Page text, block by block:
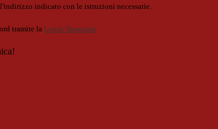
indicato con le istruzioni necessarie.
tramite la Login Spaggiari